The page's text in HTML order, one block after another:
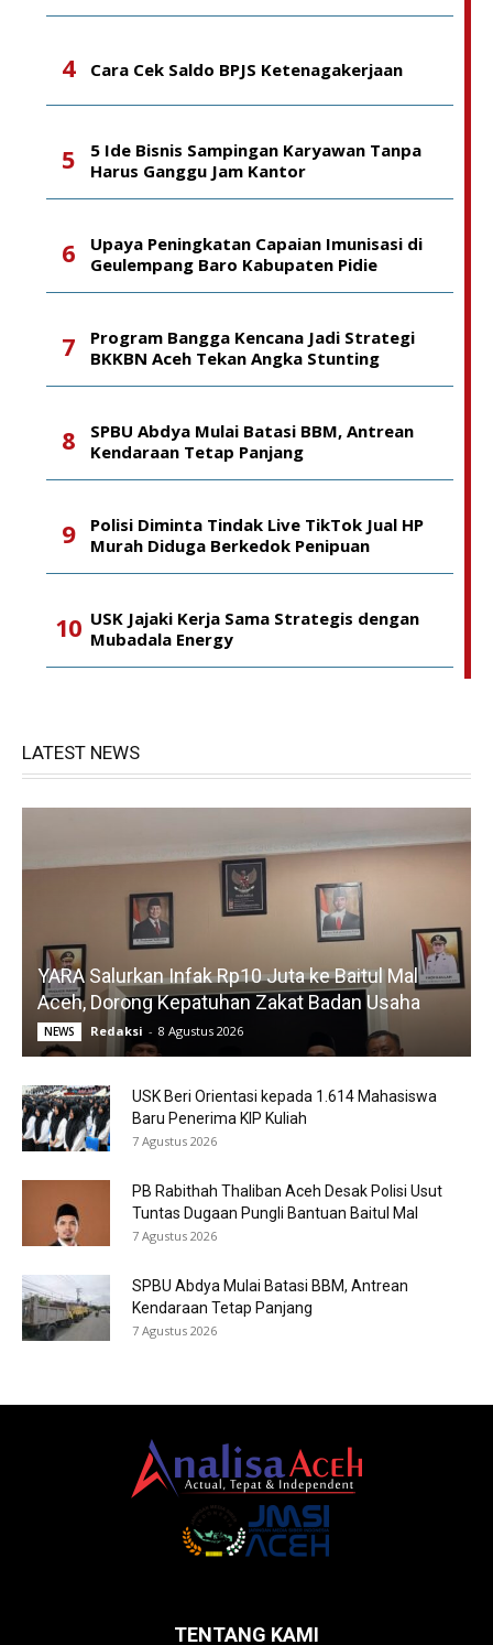
Cara Cek Saldo BPJS Ketenagakerjaan
5 Ide Bisnis Sampingan Karyawan Tanpa
Harus Ganggu Jam Kantor
Upaya Peningkatan Capaian Imunisasi di
Geulempang Baro Kabupaten Pidie
Program Bangga Kencana Jadi Strategi
BKKBN Aceh Tekan Angka Stunting
SPBU Abdya Mulai Batasi BBM, Antrean
Kendaraan Tetap Panjang
Polisi Diminta Tindak Live TikTok Jual HP
Murah Diduga Berkedok Penipuan
USK Jajaki Kerja Sama Strategis dengan
Mubadala Energy
LATEST NEWS
YARA Salurkan Infak Rp10 Juta ke Baitul Mal
Aceh, Dorong Kepatuhan Zakat Badan Usaha
NEWS Redaksi - 8 Agustus 2026
USK Beri Orientasi kepada 1.614 Mahasiswa
Baru Penerima KIP Kuliah
7 Agustus 2026
PB Rabithah Thaliban Aceh Desak Polisi Usut
Tuntas Dugaan Pungli Bantuan Baitul Mal
7 Agustus 2026
SPBU Abdya Mulai Batasi BBM, Antrean
Kendaraan Tetap Panjang
7 Agustus 2026
TENTANG KAMI